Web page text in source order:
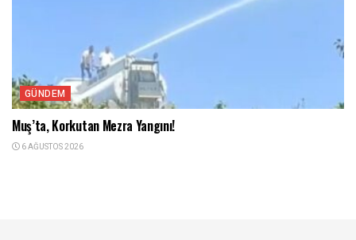
GÜNDEM
Muş’ta, Korkutan Mezra Yangını!
6 AĞUSTOS 2026